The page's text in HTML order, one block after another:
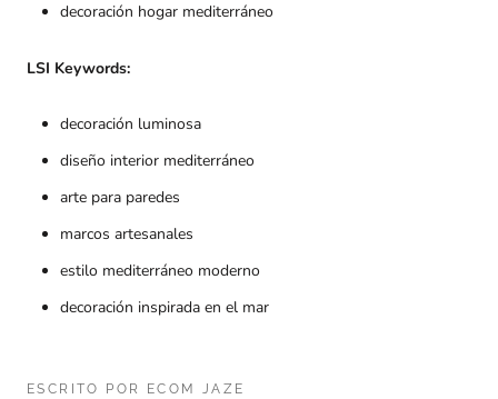
decoración hogar mediterráneo
LSI Keywords:
decoración luminosa
diseño interior mediterráneo
arte para paredes
marcos artesanales
estilo mediterráneo moderno
decoración inspirada en el mar
ESCRITO POR ECOM JAZE